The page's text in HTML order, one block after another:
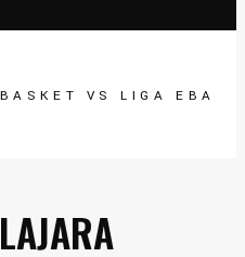
VS LIGA EBA